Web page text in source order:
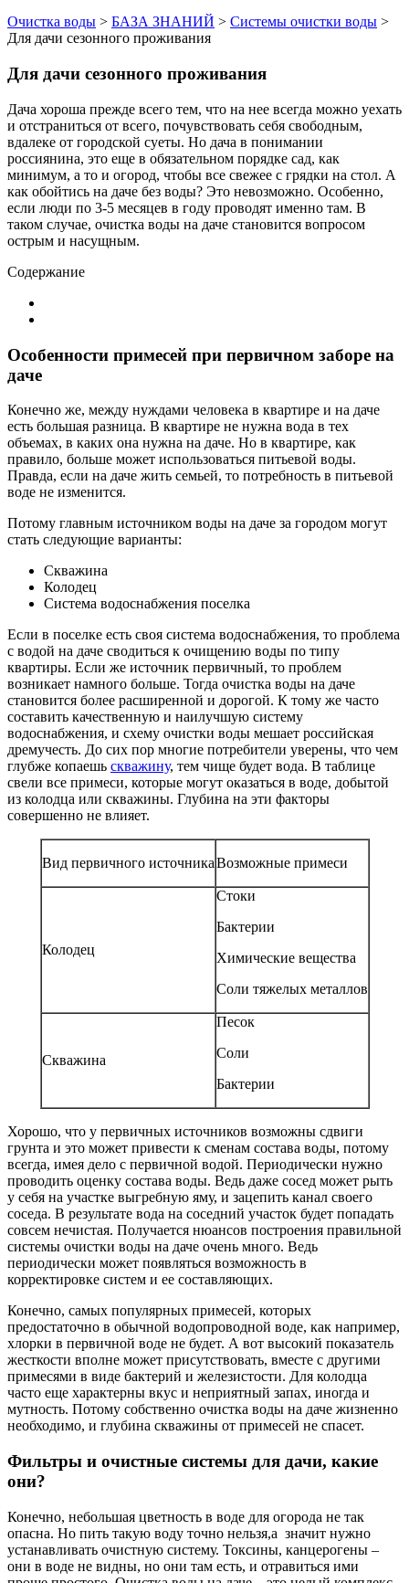
Очистка воды > БАЗА ЗНАНИЙ > Системы очистки воды >
Для дачи сезонного проживания
Для дачи сезонного проживания
Дача хороша прежде всего тем, что на нее всегда можно уехать
и отстраниться от всего, почувствовать себя свободным,
вдалеке от городской суеты. Но дача в понимании
россиянина, это еще в обязательном порядке сад, как
минимум, а то и огород, чтобы все свежее с грядки на стол. А
как обойтись на даче без воды? Это невозможно. Особенно,
если люди по 3-5 месяцев в году проводят именно там. В
таком случае, очистка воды на даче становится вопросом
острым и насущным.
Содержание
Особенности примесей при первичном заборе на
даче
Конечно же, между нуждами человека в квартире и на даче
есть большая разница. В квартире не нужна вода в тех
объемах, в каких она нужна на даче. Но в квартире, как
правило, больше может использоваться питьевой воды.
Правда, если на даче жить семьей, то потребность в питьевой
воде не изменится.
Потому главным источником воды на даче за городом могут
стать следующие варианты:
Скважина
Колодец
Система водоснабжения поселка
Если в поселке есть своя система водоснабжения, то проблема
с водой на даче сводиться к очищению воды по типу
квартиры. Если же источник первичный, то проблем
возникает намного больше. Тогда очистка воды на даче
становится более расширенной и дорогой. К тому же часто
составить качественную и наилучшую систему
водоснабжения, и схему очистки воды мешает российская
дремучесть. До сих пор многие потребители уверены, что чем
глубже копаешь скважину, тем чище будет вода. В таблице
свели все примеси, которые могут оказаться в воде, добытой
из колодца или скважины. Глубина на эти факторы
совершенно не влияет.
Вид первичного источникаВозможные примеси
Колодец
Стоки
Бактерии
Химические вещества
Соли тяжелых металлов
Скважина
Песок
Соли
Бактерии
Хорошо, что у первичных источников возможны сдвиги
грунта и это может привести к сменам состава воды, потому
всегда, имея дело с первичной водой. Периодически нужно
проводить оценку состава воды. Ведь даже сосед может рыть
у себя на участке выгребную яму, и зацепить канал своего
соседа. В результате вода на соседний участок будет попадать
совсем нечистая. Получается нюансов построения правильной
системы очистки воды на даче очень много. Ведь
периодически может появляться возможность в
корректировке систем и ее составляющих.
Конечно, самых популярных примесей, которых
предостаточно в обычной водопроводной воде, как например,
хлорки в первичной воде не будет. А вот высокий показатель
жесткости вполне может присутствовать, вместе с другими
примесями в виде бактерий и железистости. Для колодца
часто еще характерны вкус и неприятный запах, иногда и
мутность. Потому собственно очистка воды на даче жизненно
необходимо, и глубина скважины от примесей не спасет.
Фильтры и очистные системы для дачи, какие
они?
Конечно, небольшая цветность в воде для огорода не так
опасна. Но пить такую воду точно нельзя,а значит нужно
устанавливать очистную систему. Токсины, канцерогены –
они в воде не видны, но они там есть, и отравиться ими